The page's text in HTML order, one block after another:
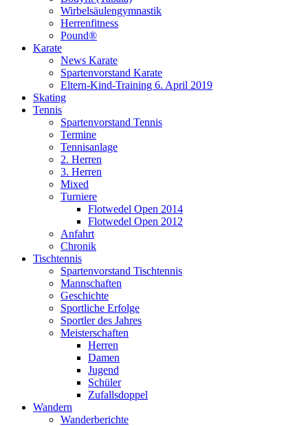
Wirbelsäulengymnastik
Herrenfitness
Pound®
Karate
News Karate
Spartenvorstand Karate
Eltern-Kind-Training 6. April 2019
Skating
Tennis
Spartenvorstand Tennis
Termine
Tennisanlage
2. Herren
3. Herren
Mixed
Turniere
Flotwedel Open 2014
Flotwedel Open 2012
Anfahrt
Chronik
Tischtennis
Spartenvorstand Tischtennis
Mannschaften
Geschichte
Sportliche Erfolge
Sportler des Jahres
Meisterschaften
Herren
Damen
Jugend
Schüler
Zufallsdoppel
Wandern
Wanderberichte